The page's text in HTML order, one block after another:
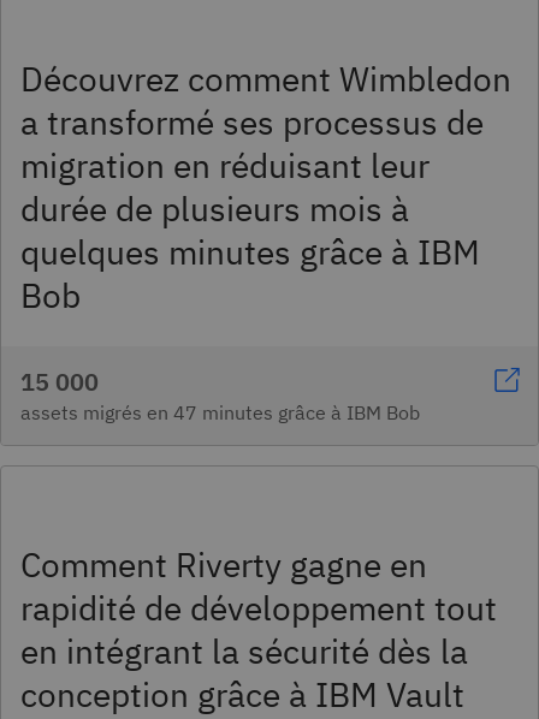
Découvrez comment Wimbledon
a transformé ses processus de
migration en réduisant leur
durée de plusieurs mois à
quelques minutes grâce à IBM
Bob
15 000
assets migrés en 47 minutes grâce à IBM Bob
Comment Riverty gagne en
rapidité de développement tout
en intégrant la sécurité dès la
conception grâce à IBM Vault